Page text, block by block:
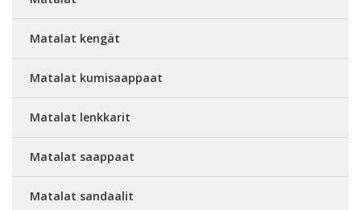
Matalat kengät
Matalat kumisaappaat
Matalat lenkkarit
Matalat saappaat
Matalat sandaalit